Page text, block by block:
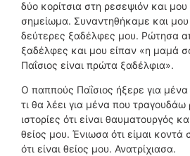
δύο κορίτσια στη ρεσεψιόν και
σημείωμα. Συναντηθήκαμε και μου
δεύτερες ξαδέλφες μου. Ρώτησα
ξαδέλφες και μου είπαν «η μαμά
Παΐσιος είναι πρώτα ξαδέλφια».
Ο παππούς Παΐσιος ήξερε για
τι θα λέει για μένα που
ιστορίες ότι είναι θαυματουργός
θείος μου. Ένιωσα ότι είμαι
ότι είναι θείος μου. Ανατρίχιασα.